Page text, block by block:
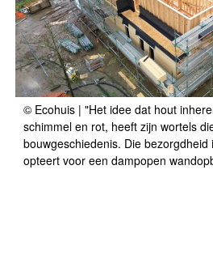
© Ecohuis | "Het idee dat hout
schimmel en rot, heeft zijn wortels
bouwgeschiedenis. Die bezorgdheid
opteert voor een dampopen